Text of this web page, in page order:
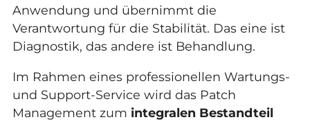
Anwendung und übernimmt die
Verantwortung für die Stabilität. Das eine ist
Diagnostik, das andere ist Behandlung.
Im Rahmen eines professionellen Wartungs-
und Support-Service wird das Patch
Management zum integralen Bestandteil